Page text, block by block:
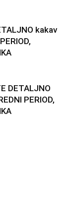
kakav
DETALJNO
PERIOD,